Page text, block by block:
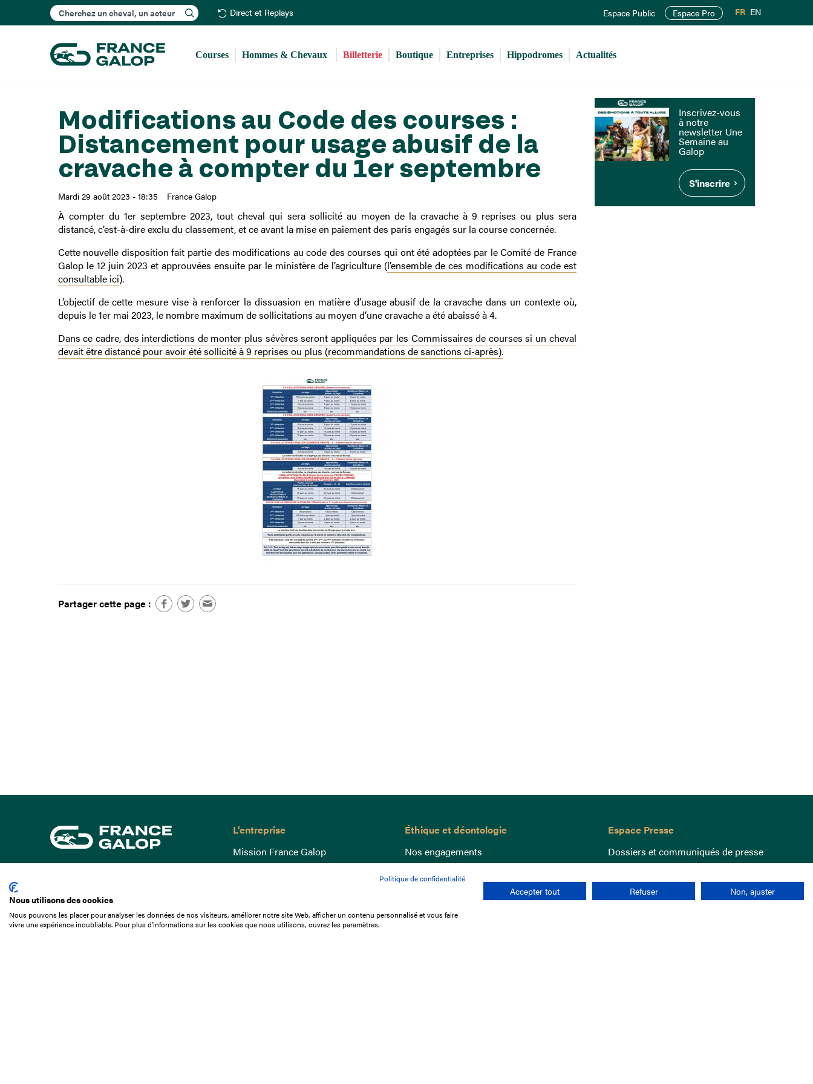
au
principal
Rechercher Direct et Replays Espace Public Espace Pro FR EN
Courses Hommes & Chevaux Billetterie Boutique Entreprises Hippodromes Actualités
Modifications au Code des courses :
Distancement pour usage abusif de la
cravache à compter du 1er septembre
Mardi 29 août 2023 - 18:35 France Galop
À compter du 1er septembre 2023, tout cheval qui sera sollicité au moyen de la cravache à 9 reprises ou plus sera
distancé, c’est-à-dire exclu du classement, et ce avant la mise en paiement des paris engagés sur la course concernée.
Cette nouvelle disposition fait partie des modifications au code des courses qui ont été adoptées par le Comité de France
Galop le 12 juin 2023 et approuvées ensuite par le ministère de l’agriculture (l’ensemble de ces modifications au code est
consultable ici).
L’objectif de cette mesure vise à renforcer la dissuasion en matière d’usage abusif de la cravache dans un contexte où,
depuis le 1er mai 2023, le nombre maximum de sollicitations au moyen d’une cravache a été abaissé à 4.
Dans ce cadre, des interdictions de monter plus sévères seront appliquées par les Commissaires de courses si un cheval
devait être distancé pour avoir été sollicité à 9 reprises ou plus (recommandations de sanctions ci-après).
Partager cette page :
Inscrivez-vous
à notre
newsletter Une
Semaine au
Galop
S'inscrire
01 49 10 20 29
L'entreprise
Mission France Galop
Gouvernance
Comprendre les courses
Docuthèque
Éthique et déontologie
Nos engagements
Lutte anti-dopage
Bien être equin
Index Egalité Femmes-Hommes
Jeu responsable
Espace Presse
Dossiers et communiqués de presse
Politique de confidentialité
Nous utilisons des cookies
Nous pouvons les placer pour analyser les données de nos visiteurs, améliorer notre site Web, afficher un contenu personnalisé et vous faire
vivre une expérience inoubliable. Pour plus d'informations sur les cookies que nous utilisons, ouvrez les paramètres.
Accepter tout Refuser Non, ajuster